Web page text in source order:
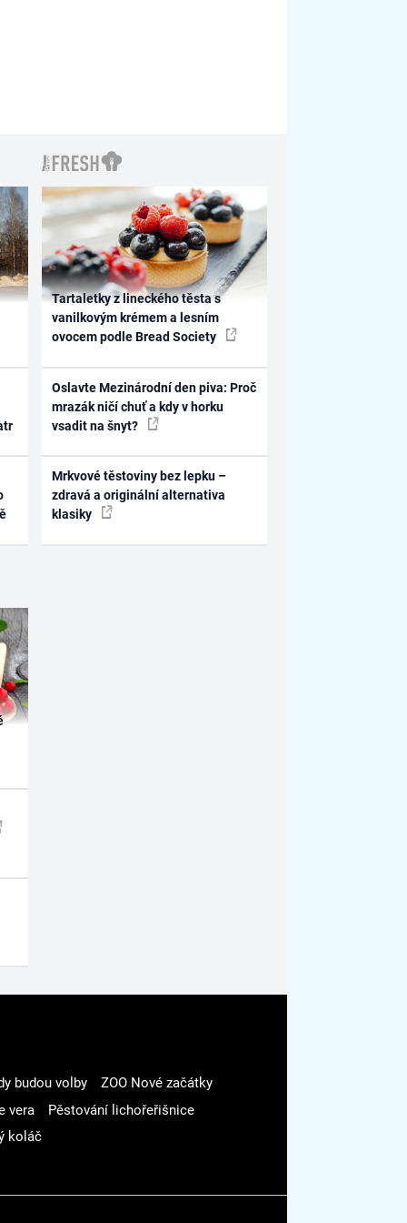
Tartaletky z lineckého těsta s
vanilkovým krémem a lesním
ovocem podle Bread Society
Oslavte Mezinárodní den piva: Proč
mrazák ničí chuť a kdy v horku
vsadit na šnyt?
Mrkvové těstoviny bez lepku –
zdravá a originální alternativa
klasiky
budou volby
ZOO Nové začátky
vera
Pěstování lichořeřišnice
koláč